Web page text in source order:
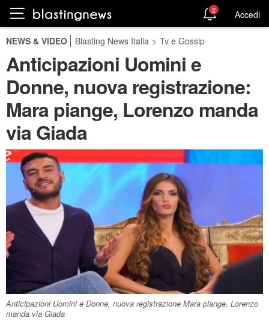
2 Accedi
NEWS & VIDEO Blasting News Italia > Tv e Gossip
Anticipazioni Uomini e
Donne, nuova registrazione:
Mara piange, Lorenzo manda
via Giada
Anticipazioni Uomini e Donne, nuova registrazione Mara piange, Lorenzo
manda via Giada